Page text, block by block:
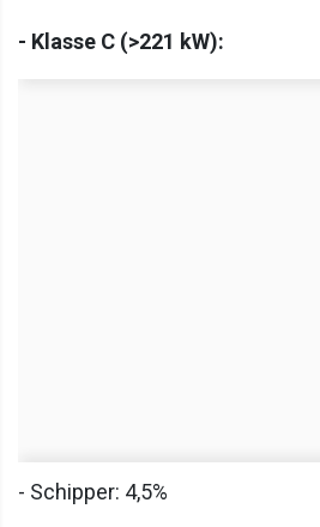
- Klasse C (>221 kW):
- Schipper: 4,5%